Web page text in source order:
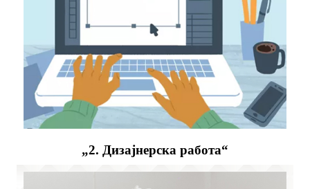
„2. Дизајнерска работа“